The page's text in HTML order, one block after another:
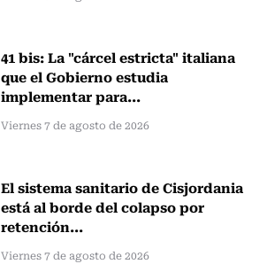
41 bis: La "cárcel estricta" italiana
que el Gobierno estudia
implementar para...
Viernes 7 de agosto de 2026
El sistema sanitario de Cisjordania
está al borde del colapso por
retención...
Viernes 7 de agosto de 2026